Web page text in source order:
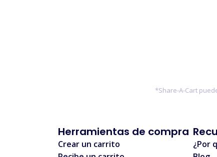
*Share-A-Cart
Herramientas de compra
Crear un carrito
¿Por